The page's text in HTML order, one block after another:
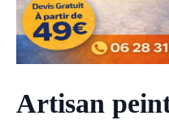
Artisan